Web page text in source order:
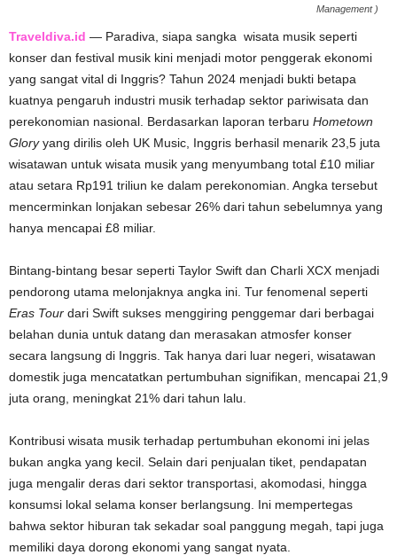
Management )
Traveldiva.id — Paradiva, siapa sangka wisata musik seperti
konser dan festival musik kini menjadi motor penggerak ekonomi
yang sangat vital di Inggris? Tahun 2024 menjadi bukti betapa
kuatnya pengaruh industri musik terhadap sektor pariwisata dan
perekonomian nasional. Berdasarkan laporan terbaru Hometown
Gloryyang dirilis oleh UK Music, Inggris berhasil menarik 23,5 juta
wisatawan untuk wisata musik yang menyumbang total £10 miliar
atau setara Rp191 triliun ke dalam perekonomian. Angka tersebut
mencerminkan lonjakan sebesar 26% dari tahun sebelumnya yang
hanya mencapai £8 miliar.
Bintang-bintang besar seperti Taylor Swift dan Charli XCX menjadi
pendorong utama melonjaknya angka ini. Tur fenomenal seperti
Eras Tour dari Swift sukses menggiring penggemar dari berbagai
belahan dunia untuk datang dan merasakan atmosfer konser
secara langsung di Inggris. Tak hanya dari luar negeri, wisatawan
domestik juga mencatatkan pertumbuhan signifikan, mencapai 21,9
juta orang, meningkat 21% dari tahun lalu.
Kontribusi wisata musik terhadap pertumbuhan ekonomi ini jelas
bukan angka yang kecil. Selain dari penjualan tiket, pendapatan
juga mengalir deras dari sektor transportasi, akomodasi, hingga
konsumsi lokal selama konser berlangsung. Ini mempertegas
bahwa sektor hiburan tak sekadar soal panggung megah, tapi juga
memiliki daya dorong ekonomi yang sangat nyata.